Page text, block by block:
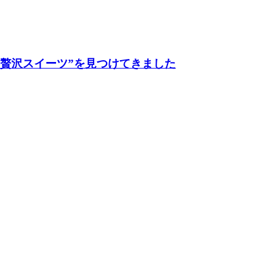
沢スイーツ”を見つけてきました